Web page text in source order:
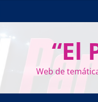
“El
Web de